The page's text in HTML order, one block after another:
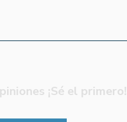
¡Sé el primero!